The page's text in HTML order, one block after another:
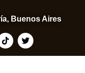
Buenos Aires